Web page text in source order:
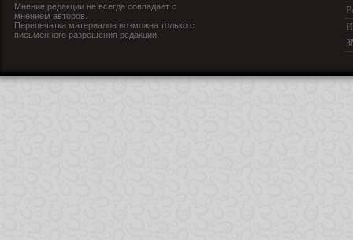
Мнение редакции не всегда совпадает с
мнением авторов.
Перепечатка материалов возможна только с
письменного разрешения редакции.